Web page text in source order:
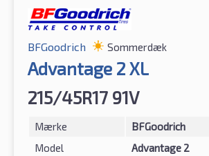
BFGoodrich Sommerdæk
Advantage 2 XL
215/45R17 91V
Mærke
BFGoodrich
Model
Advantage 2